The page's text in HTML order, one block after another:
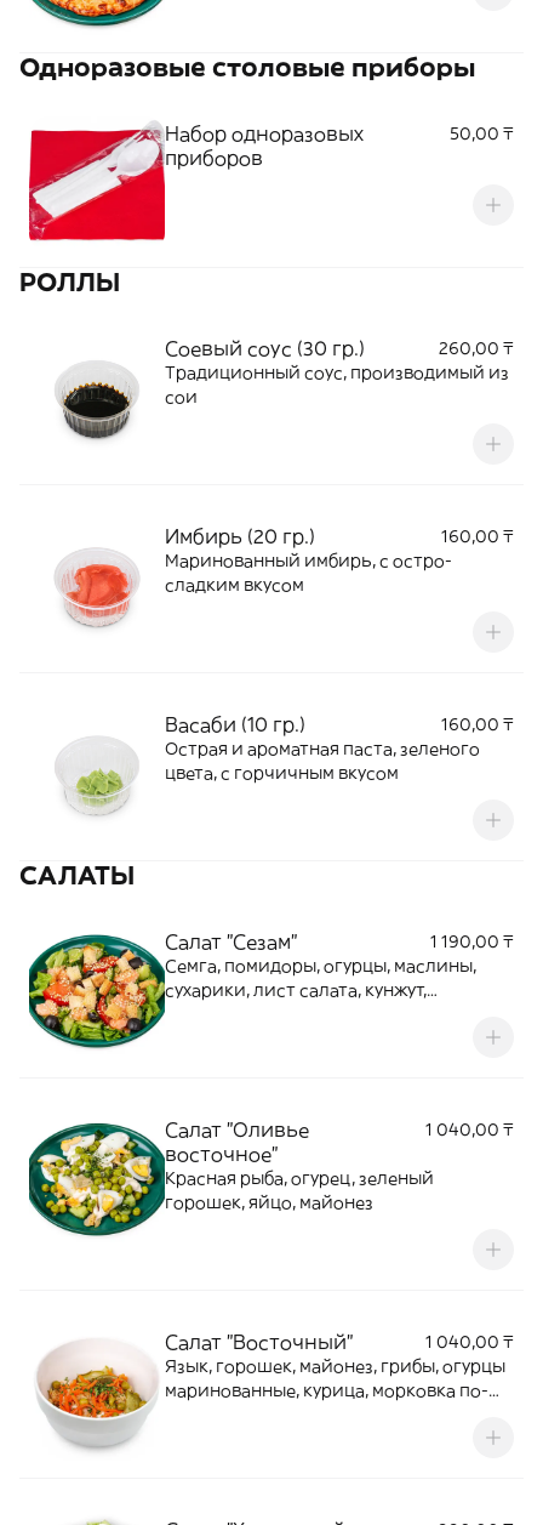
Одноразовые столовые приборы
Набор одноразовых
приборов
50,00 ₸
РОЛЛЫ
Соевый соус (30 гр.)
260,00 ₸
Традиционный соус, производимый из
сои
Имбирь (20 гр.)
160,00 ₸
Маринованный имбирь, с остро-
сладким вкусом
Васаби (10 гр.)
160,00 ₸
Острая и ароматная паста, зеленого
цвета, с горчичным вкусом
САЛАТЫ
Салат "Сезам"
1 190,00 ₸
Семга, помидоры, огурцы, маслины,
сухарики, лист салата, кунжут,
Салат "Оливье
восточное"
1 040,00 ₸
Красная рыба, огурец, зеленый
горошек, яйцо, майонез
Салат "Восточный"
1 040,00 ₸
Язык, горошек, майонез, грибы, огурцы
маринованные, курица, морковка по-